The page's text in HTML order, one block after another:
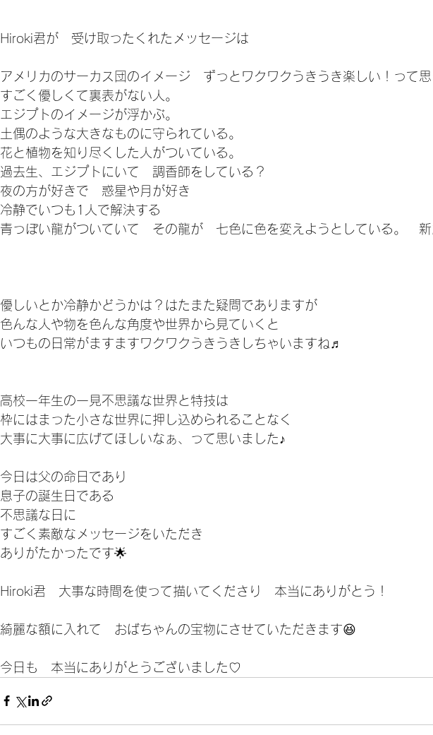
Hiroki君が　受け取ったくれたメッセージは
アメリカのサーカス団のイメージ　ずっとワクワクうきうき楽しい！って思
すごく優しくて裏表がない人。
エジプトのイメージが浮かぶ。
土偶のような大きなものに守られている。
花と植物を知り尽くした人がついている。
過去生、エジプトにいて　調香師をしている？
夜の方が好きで　惑星や月が好き
冷静でいつも1人で解決する
青っぽい龍がついていて　その龍が　七色に色を変えようとしている。　
優しいとか冷静かどうかは？はたまた疑問でありますが
色んな人や物を色んな角度や世界から見ていくと
いつもの日常がますますワクワクうきうきしちゃいますね♬
高校一年生の一見不思議な世界と特技は
枠にはまった小さな世界に押し込められることなく
大事に大事に広げてほしいなぁ、って思いました♪
今日は父の命日であり
息子の誕生日である
不思議な日に
すごく素敵なメッセージをいただき
ありがたかったです🌟
Hiroki君　大事な時間を使って描いてくださり　本当にありがとう！
綺麗な額に入れて　おばちゃんの宝物にさせていただきます😆
今日も　本当にありがとうございました♡